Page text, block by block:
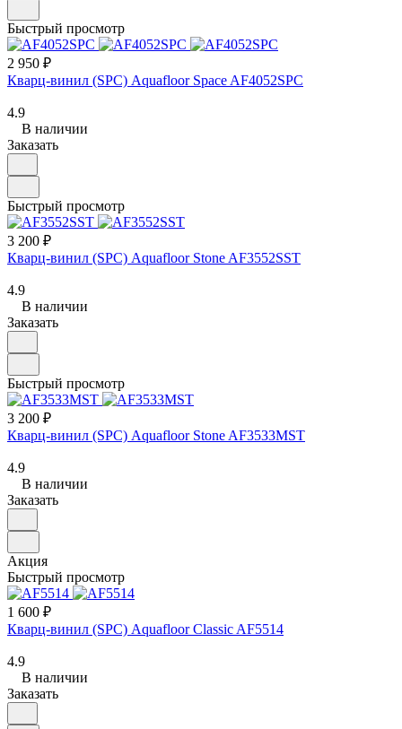
Быстрый просмотр
2 950 ₽
Кварц-винил (SPC) Aquafloor Space AF4052SPC
4.9
В наличии
Заказать
Быстрый просмотр
3 200 ₽
Кварц-винил (SPC) Aquafloor Stone AF3552SST
4.9
В наличии
Заказать
Быстрый просмотр
3 200 ₽
Кварц-винил (SPC) Aquafloor Stone AF3533MST
4.9
В наличии
Заказать
Акция
Быстрый просмотр
1 600 ₽
Кварц-винил (SPC) Aquafloor Classic AF5514
4.9
В наличии
Заказать